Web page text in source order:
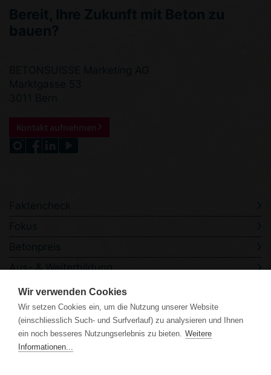
Kontakt aufnehmen
Aus- & Weiterbildung
Veranstaltungen
Kontakt
Wir verwenden Cookies
Wir setzen Cookies ein, um die Nutzung unserer Website
(einschliesslich Such- und Surfverlauf) zu analysieren und Ihnen
ein noch besseres Nutzungserlebnis zu bieten. Weitere
Informationen...